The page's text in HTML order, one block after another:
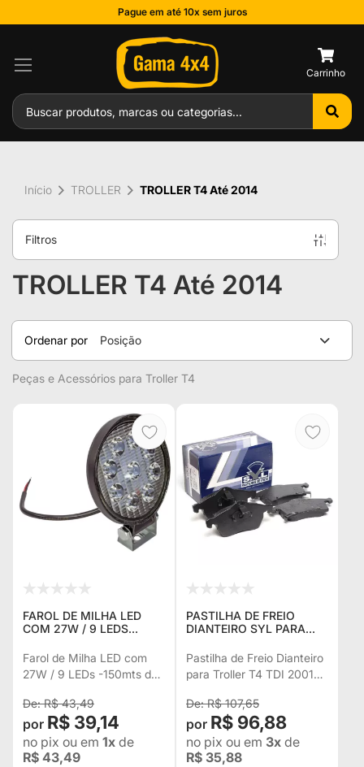
Pague em até 10x sem juros
TROLLER T4 Até 2014
Ordenar por Posição
Peças e Acessórios para Troller T4
FAROL DE MILHA LED
COM 27W / 9 LEDS
IDEAL PARA
SUBSTITUIÇÃO DO
ORIGINAL DO TROLLER -
Farol de Milha LED com
27W / 9 LEDs -150mts de
substituição do Original do
Troller - Unitário
R$ 43,49
R$ 39,14
no pix ou em 1x de
R$ 43,49
PASTILHA DE FREIO
DIANTEIRO SYL PARA
DIANTE
Pastilha de Freio Dianteiro
para Troller T4 TDI 2001
R$ 107,65
R$ 96,88
no pix ou em 3x de
R$ 35,88
Início TROLLER TROLLER T4 Até 2014
Filtros